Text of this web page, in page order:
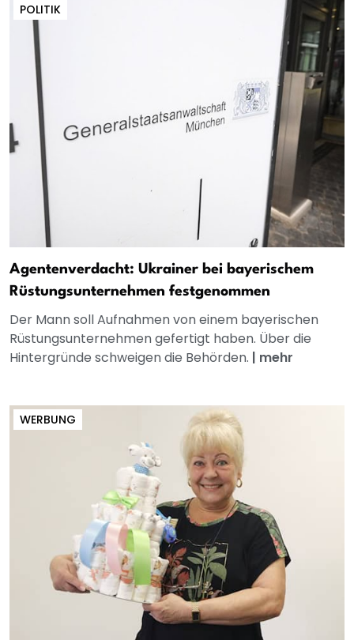
POLITIK
Agentenverdacht: Ukrainer bei bayerischem
Rüstungsunternehmen festgenommen
Der Mann soll Aufnahmen von einem bayerischen
Rüstungsunternehmen gefertigt haben. Über die
Hintergründe schweigen die Behörden. | mehr
WERBUNG